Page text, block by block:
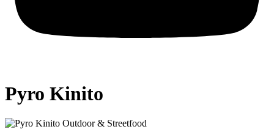
Pyro Kinito